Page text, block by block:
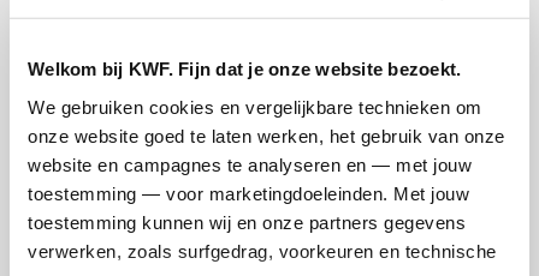
Welkom bij KWF. Fijn dat je onze website bezoekt.
We gebruiken cookies en vergelijkbare technieken om
onze website goed te laten werken, het gebruik van onze
website en campagnes te analyseren en — met jouw
toestemming — voor marketingdoeleinden. Met jouw
toestemming kunnen wij en onze partners gegevens
verwerken, zoals surfgedrag, voorkeuren en technische
Ik wil bijdragen aan de transactiekosten
en betaal €0.75 extra.
Doneer nu